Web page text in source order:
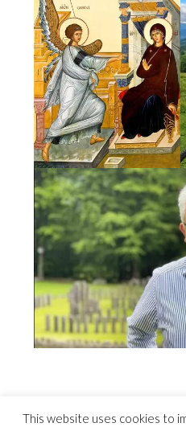
This website uses cookies to